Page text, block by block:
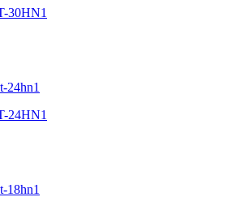
30HN1
24HN1